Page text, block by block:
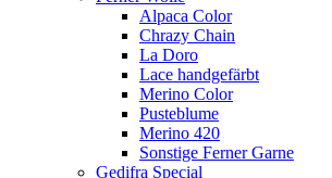
Alpaca Color
Chrazy Chain
La Doro
Lace handgefärbt
Merino Color
Pusteblume
Merino 420
Sonstige Ferner Garne
Gedifra Special